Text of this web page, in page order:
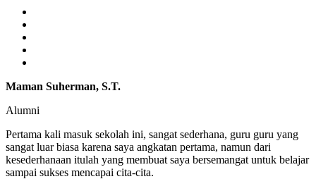
Maman Suherman, S.T.
Alumni
Pertama kali masuk sekolah ini, sangat sederhana, guru guru yang
sangat luar biasa karena saya angkatan pertama, namun dari
kesederhanaan itulah yang membuat saya bersemangat untuk belajar
sampai sukses mencapai cita-cita.